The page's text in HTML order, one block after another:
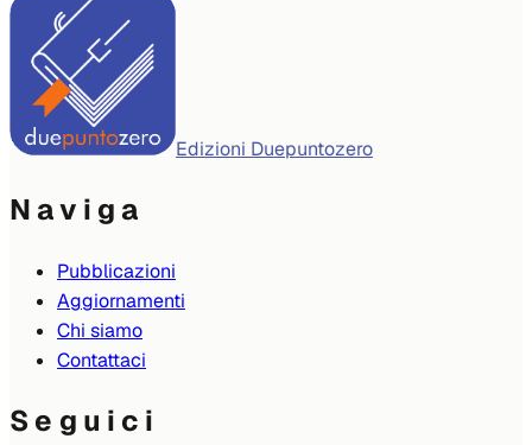
Edizioni Duepuntozero
Naviga
Pubblicazioni
Aggiornamenti
Chi siamo
Contattaci
Seguici